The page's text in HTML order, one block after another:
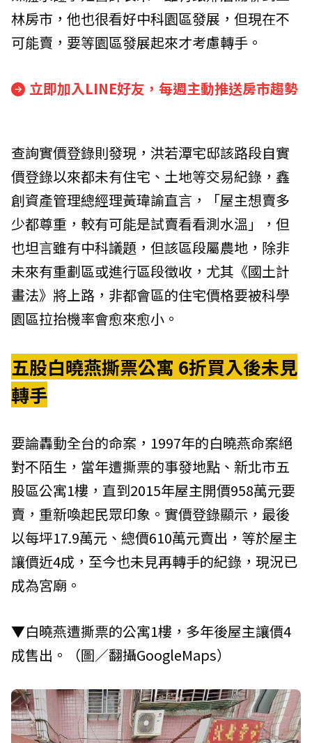
林房市，他也很看好中科園區發展，但現在不
可能賣，要等園區發展起來才考慮轉手。
立即加入LINE好友，每週主動推送房市趨勢
查詢實價登錄則發現，洪若潭宅邸該路段自實
價登錄以來都未有住宅、土地等交易紀錄，鑫
創資產管理總經理黃瑋諭直言，「屋主想賣多
少都尊重，較有可能是試賣看看測水溫」，但
也坦言雖有中科議題，但該區段屬農地，除非
未來有重劃區或進行區段徵收，尤其《國土計
畫法》將上路，非都會區的住宅價格要被科學
園區拉抬機率會愈來愈小。
五股白曉燕撕票公寓 6折買入後未見
轉手
要論轟動全台的命案，1997年的白曉燕命案絕
對不陌生，當年遭撕票的事發地點、新北市五
股區公寓1樓，直到2015年屋主開價958萬元要
賣，重新喚起民眾印象。實價登錄顯示，最後
以每坪17.9萬元、總價610萬元賣出，等於屋主
讓價近4成，至今也未見再轉手的紀錄，現況已
成為宮廟。
▼白曉燕遭撕票的公寓1樓，多年後屋主讓價4
成售出。（圖／翻攝GoogleMaps）